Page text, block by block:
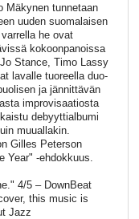
Mäkynen tunnetaan
uuden suomalaisen
he ovat
kokoonpanoissa
Stance, Timo Lassy
lavalle tuoreella duo-
ja jännittävän
improvisaatiosta
debyyttialbumi
muuallakin.
Gilles Peterson
Year" -ehdokkuus.
4/5 – DownBeat
this music is
Jazz